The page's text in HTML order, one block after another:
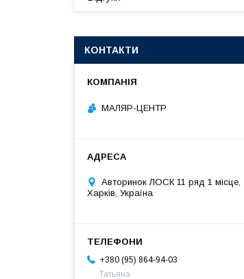
КОНТАКТИ
МАЛЯР-ЦЕНТР
Авторинок ЛОСК 11 ряд 1 місце,
Харків, Україна
+380 (95) 864-94-03
Татьяна